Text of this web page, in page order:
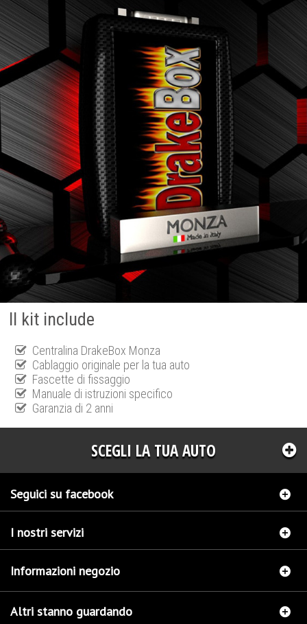
Il kit include
Centralina DrakeBox Monza
Cablaggio originale per la tua auto
Fascette di fissaggio
Manuale di istruzioni specifico
Garanzia di 2 anni
SCEGLI LA TUA AUTO
Seguici su facebook
I nostri servizi
Informazioni negozio
Altri stanno guardando